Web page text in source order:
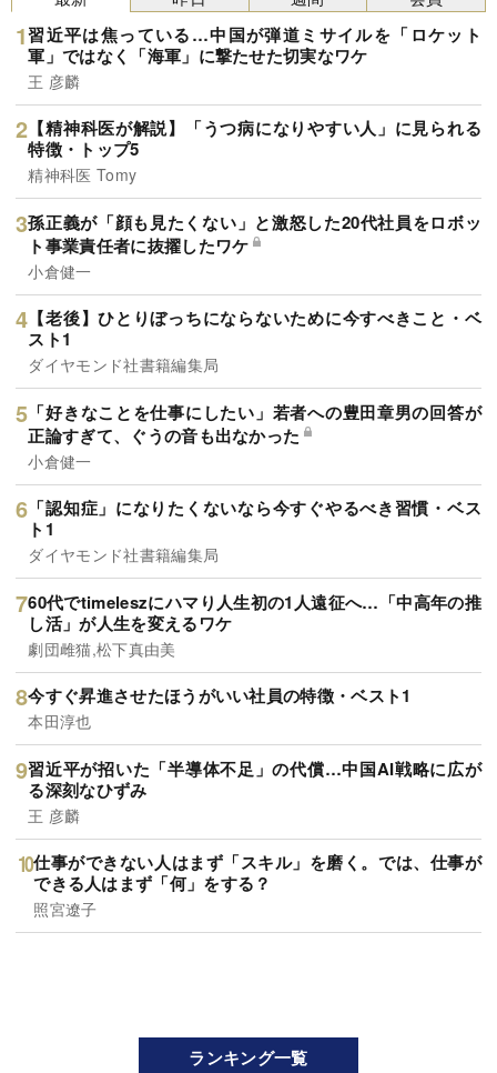
習近平は焦っている…中国が弾道ミサイルを「ロケット
軍」ではなく「海軍」に撃たせた切実なワケ
王 彦麟
【精神科医が解説】「うつ病になりやすい人」に見られる
特徴・トップ5
精神科医 Tomy
孫正義が「顔も見たくない」と激怒した20代社員をロボッ
ト事業責任者に抜擢したワケ
小倉健一
【老後】ひとりぼっちにならないために今すべきこと・ベ
スト1
ダイヤモンド社書籍編集局
「好きなことを仕事にしたい」若者への豊田章男の回答が
正論すぎて、ぐうの音も出なかった
小倉健一
「認知症」になりたくないなら今すぐやるべき習慣・ベス
ト1
ダイヤモンド社書籍編集局
60代でtimeleszにハマり人生初の1人遠征へ…「中高年の推
し活」が人生を変えるワケ
劇団雌猫,松下真由美
今すぐ昇進させたほうがいい社員の特徴・ベスト1
本田淳也
習近平が招いた「半導体不足」の代償…中国AI戦略に広が
る深刻なひずみ
王 彦麟
仕事ができない人はまず「スキル」を磨く。では、仕事が
できる人はまず「何」をする？
照宮遼子
ランキング一覧